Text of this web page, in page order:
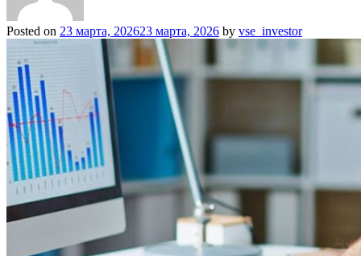
Posted on 23 марта, 202623 марта, 2026 by vse_investor